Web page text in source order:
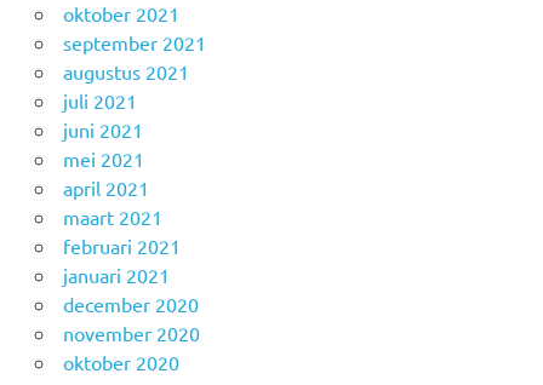
oktober 2021
september 2021
augustus 2021
juli 2021
juni 2021
mei 2021
april 2021
maart 2021
februari 2021
januari 2021
december 2020
november 2020
oktober 2020